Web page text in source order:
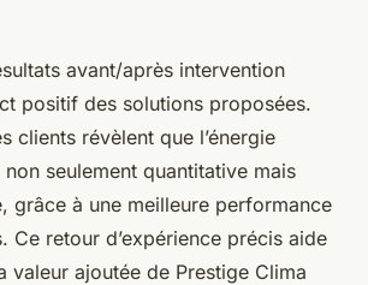
avant/après intervention
positif des solutions proposées.
clients révèlent que l’énergie
seulement quantitative mais
grâce à une meilleure performance
Ce retour d’expérience précis aide
valeur ajoutée de Prestige Clima